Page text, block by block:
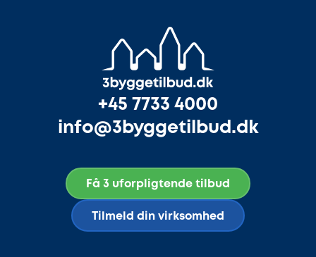
+45 7733 4000
info@3byggetilbud.dk
Få 3 uforpligtende tilbud
Tilmeld din virksomhed